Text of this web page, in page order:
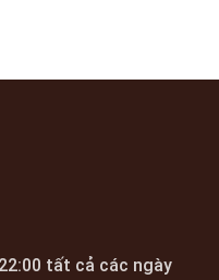
tất cả các ngày